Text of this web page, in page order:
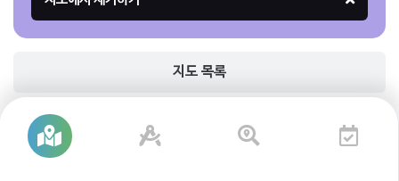
지도 목록